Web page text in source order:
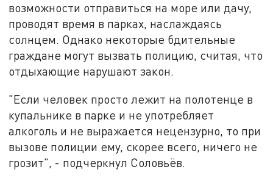
возможности отправиться на море или дачу,
проводят время в парках, наслаждаясь
солнцем. Однако некоторые бдительные
граждане могут вызвать полицию, считая, что
отдыхающие нарушают закон.
"Если человек просто лежит на полотенце в
купальнике в парке и не употребляет
алкоголь и не выражается нецензурно, то при
вызове полиции ему, скорее всего, ничего не
грозит", - подчеркнул Соловьёв.